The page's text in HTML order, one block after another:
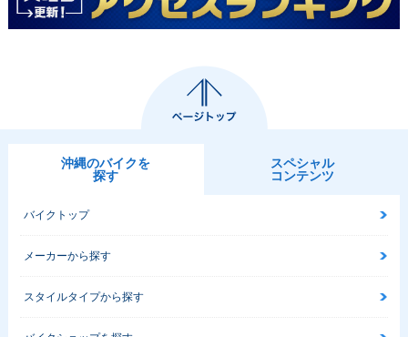
2018年 Django125
2018年 Django125
沖縄のバイクを
探す
スペシャル
コンテンツ
バイクトップ
メーカーから探す
スタイルタイプから探す